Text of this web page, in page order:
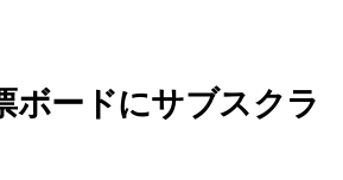
ボードにサブスクラ